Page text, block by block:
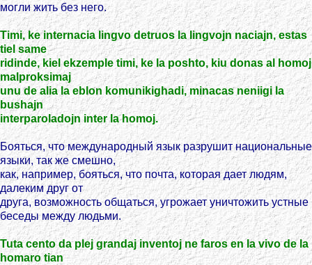
могли жить без него.
Timi, ke internacia lingvo detruos la lingvojn naciajn, estas
tiel same
ridinde, kiel ekzemple timi, ke la poshto, kiu donas al homoj
malproksimaj
unu de alia la eblon komunikighadi, minacas neniigi la
bushajn
interparoladojn inter la homoj.
Бояться, что международный язык разрушит национальные
языки, так же смешно,
как, например, бояться, что почта, которая дает людям,
далеким друг от
друга, возможность общаться, угрожает уничтожить устные
беседы между людьми.
Tuta cento da plej grandaj inventoj ne faros en la vivo de la
homaro tian